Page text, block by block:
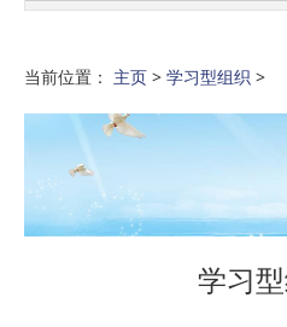
当前位置： 主页 > 学习型组织 >
学习